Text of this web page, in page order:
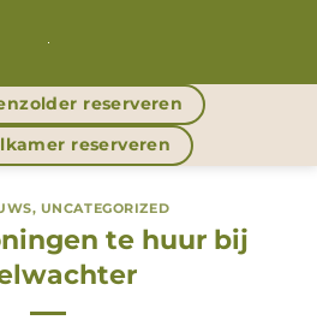
reserveren
reserveren
, UNCATEGORIZED
te huur bij